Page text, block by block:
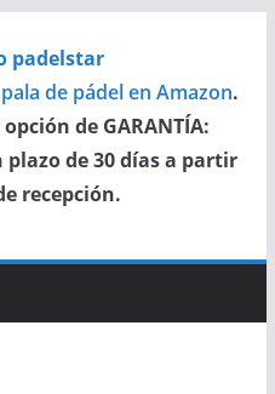
de pádel en Amazon.
de GARANTÍA:
plazo de 30 días a partir
recepción.